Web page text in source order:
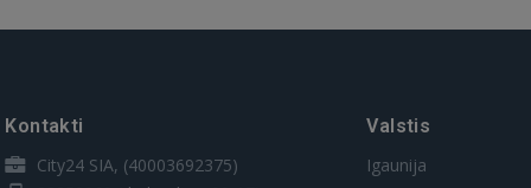
Kontakti
City24 SIA, (40003692375)
Valstis
Igaunija